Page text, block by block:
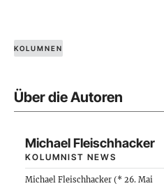
KOLUMNEN
Über die Autoren
Michael Fleischhacker
KOLUMNIST NEWS
Michael Fleischhacker (* 26. Mai